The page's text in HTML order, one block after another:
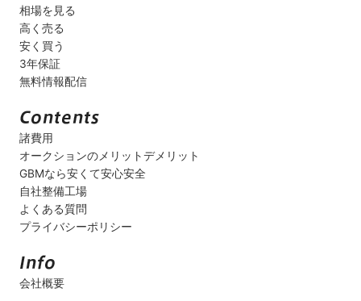
相場を見る
高く売る
安く買う
3年保証
無料情報配信
諸費用
オークションのメリットデメリット
GBMなら安くて安心安全
自社整備工場
よくある質問
プライバシーポリシー
会社概要